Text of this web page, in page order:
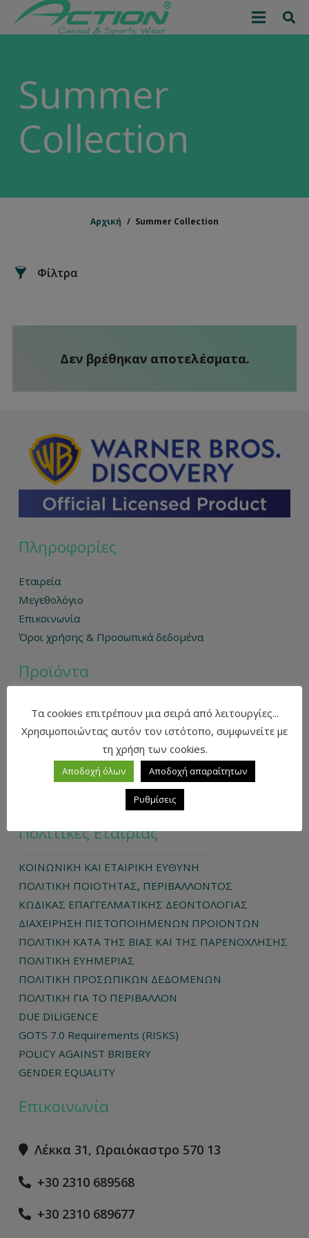
Summer
Collection
Αρχική / Summer Collection
Φίλτρα
Μέγεθος
3M
6M 9M 12M 18M 1 2
3
8 10 12 14 16
Δεν βρέθηκαν αποτελέσματα.
Πληροφορίες
Εταιρεία
Μεγεθολόγιο
Επικοινωνία
Όροι χρήσης & Προσωπικά δεδομένα
Προϊόντα
Mini Girl
Mini Boy
Junior Girl
Πολιτικές Εταιρίας
ΚΟΙΝΩΝΙΚΗ ΚΑΙ ΕΤΑΙΡΙΚΗ ΕΥΘΥΝΗ
ΠΟΛΙΤΙΚΗ ΠΟΙΟΤΗΤΑΣ, ΠΕΡΙΒΑΛΛΟΝΤΟΣ
ΚΩΔΙΚΑΣ ΕΠΑΓΓΕΛΜΑΤΙΚΗΣ ΔΕΟΝΤΟΛΟΓΙΑΣ
ΔΙΑΧΕΙΡΗΣΗ ΠΙΣΤΟΠΟΙΗΜΕΝΩΝ ΠΡΟΙΟΝΤΩΝ
ΠΟΛΙΤΙΚΗ ΚΑΤΑ ΤΗΣ ΒΙΑΣ ΚΑΙ ΤΗΣ ΠΑΡΕΝΟΧΛΗΣΗΣ
ΠΟΛΙΤΙΚΗ ΕΥΗΜΕΡΙΑΣ
ΠΟΛΙΤΙΚΗ ΠΡΟΣΩΠΙΚΩΝ ΔΕΔΟΜΕΝΩΝ
ΠΟΛΙΤΙΚΗ ΓΙΑ ΤΟ ΠΕΡΙΒΑΛΛΟΝ
DUE DILIGENCE
GOTS 7.0 Requirements (RISKS)
POLICY AGAINST BRIBERY
GENDER EQUALITY
Επικοινωνία
Λέκκα 31, Ωραιόκαστρο 570 13
+30 2310 689568
+30 2310 689677
Τα cookies επιτρέπουν μια σειρά από λειτουργίες...
Χρησιμοποιώντας αυτόν τον ιστότοπο, συμφωνείτε με
τη χρήση των cookies.
Αποδοχή όλων Αποδοχή απαραίτητων
Ρυθμίσεις